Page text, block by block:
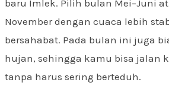
baru Imlek. Pilih bulan Mei–Juni
November dengan cuaca lebih
bersahabat. Pada bulan ini juga
hujan, sehingga kamu bisa jalan
tanpa harus sering berteduh.